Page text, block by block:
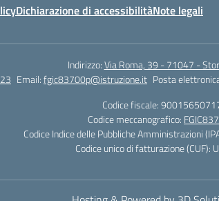
Dichiarazione di accessibilitàNote legali
Indirizzo:Via Roma, 39 - 71047 -
Email:fgic83700p@istruzione.it Posta
Codice fiscale:
Codice meccanografico:
Codice Indice delle Pubbliche Amministrazioni
Codice unico di fatturazione (CUF):